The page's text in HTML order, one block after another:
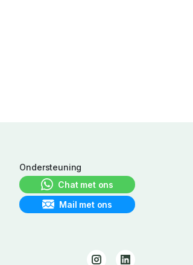
Ondersteuning
Chat met ons
Mail met ons